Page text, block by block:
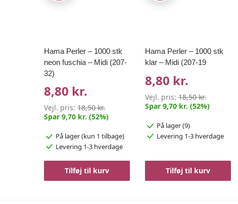
Hama Perler – 1000 stk
neon fuschia – Midi (207-
32)
8,80 kr.
Vejl. pris:18,50 kr.
Spar 9,70 kr. (52%)
På lager(kun 1 tilbage)
Levering 1-3 hverdage
Tilføj til kurv
Hama Perler – 1000 stk
klar – Midi (207-19
8,80 kr.
Vejl. pris:18,50 kr.
Spar 9,70 kr. (52%)
På lager (9)
Levering 1-3 hverdage
Tilføj til kurv